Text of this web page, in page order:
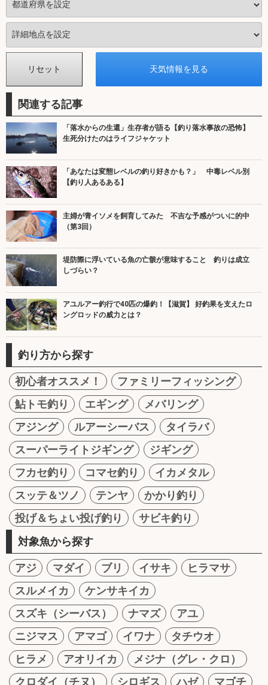
関連する記事
「落水からの生還」生存者が語る【釣り落水事故の恐怖】
生死分けたのはライフジャケット
「あなたは変態レベルの釣り好きかも？」 中毒レベル別
【釣り人あるある】
主婦が青イソメを飼育してみた 不吉な予感がついに的中
（第3回）
堤防際に浮いている魚の亡骸が意味すること 釣りは成立
しづらい？
アユルアー釣行で40匹の爆釣！【滋賀】 好釣果を支えたロ
ングロッドの威力とは？
釣り方から探す
初心者オススメ！
ファミリーフィッシング
鮎トモ釣り
エギング
メバリング
アジング
ルアーシーバス
タイラバ
スーパーライトジギング
ジギング
フカセ釣り
コマセ釣り
イカメタル
スッテ＆ツノ
テンヤ
かかり釣り
投げ＆ちょい投げ釣り
サビキ釣り
対象魚から探す
アジ マダイ ブリ イサキ
ヒラマサ
スルメイカ
ケンサキイカ
スズキ（シーバス）
ナマズ
アユ
ニジマス
アマゴ イワナ
タチウオ
ヒラメ
アオリイカ
メジナ（グレ・クロ）
クロダイ（チヌ）
シロギス ハゼ
マゴチ